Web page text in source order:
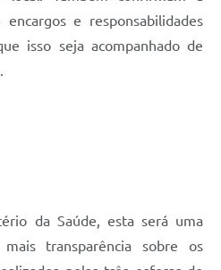
e responsabilidades
isso seja acompanhado de
da Saúde, esta será uma
transparência sobre os